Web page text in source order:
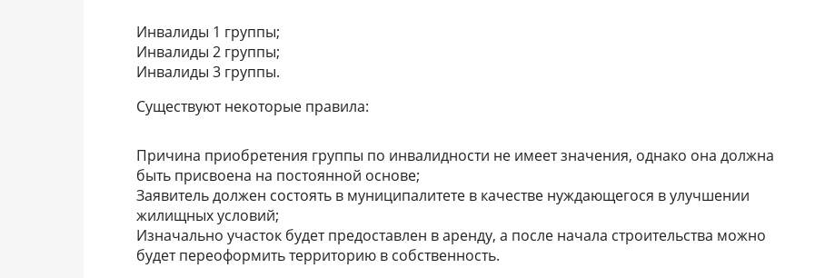
Инвалиды 1 группы;
Инвалиды 2 группы;
Инвалиды 3 группы.
Существуют некоторые правила:
Причина приобретения группы по инвалидности не имеет значения, однако она должна
быть присвоена на постоянной основе;
Заявитель должен состоять в муниципалитете в качестве нуждающегося в улучшении
жилищных условий;
Изначально участок будет предоставлен в аренду, а после начала строительства можно
будет переоформить территорию в собственность.